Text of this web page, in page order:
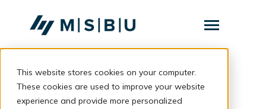
This website stores cookies on your computer.
These cookies are used to improve your website
experience and provide more personalized
Toggle
Layanan Toggle
children
Layanan
Komunitas back to blog